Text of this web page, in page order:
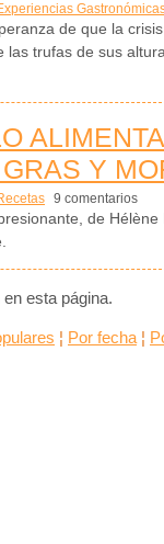
de que la
las trufas de sus
Y
9 comentarios
de
esta página.
¦ Por fecha¦